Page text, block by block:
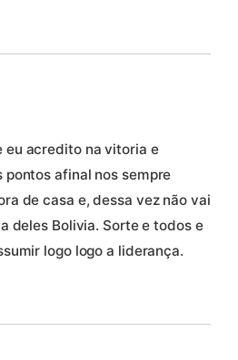
eu acredito na vitoria e
afinal nos sempre
de casa e, dessa vez não vai
deles Bolivia. Sorte e todos e
logo logo a liderança.